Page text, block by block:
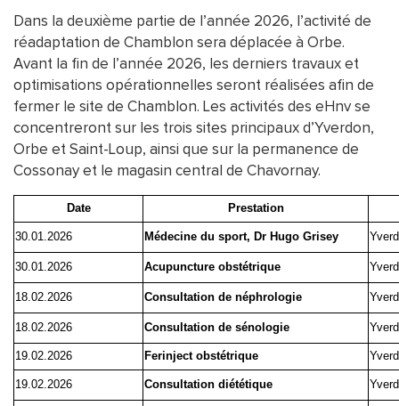
Dans la deuxième partie de l’année 2026, l’activité de
réadaptation de Chamblon sera déplacée à Orbe.
Avant la fin de l’année 2026, les derniers travaux et
optimisations opérationnelles seront réalisées afin de
fermer le site de Chamblon. Les activités des eHnv se
concentreront sur les trois sites principaux d’Yverdon,
Orbe et Saint-Loup, ainsi que sur la permanence de
Cossonay et le magasin central de Chavornay.
Date Prestation
30.01.2026 Médecine du sport, Dr Hugo Grisey
30.01.2026 Acupuncture obstétrique
18.02.2026 Consultation de néphrologie
18.02.2026 Consultation de sénologie
19.02.2026 Ferinject obstétrique
19.02.2026 Consultation diététique